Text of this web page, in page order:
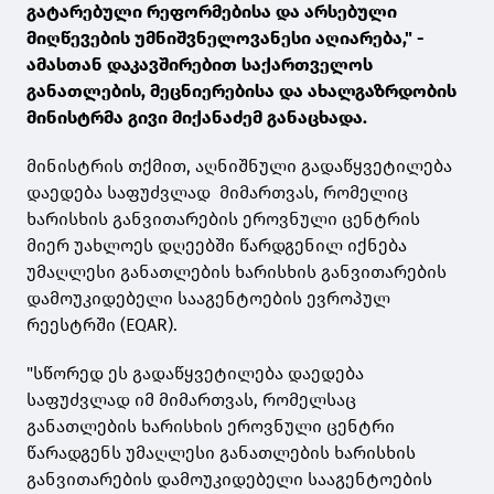
გატარებული რეფორმებისა და არსებული
მიღწევების უმნიშვნელოვანესი აღიარება," -
ამასთან დაკავშირებით საქართველოს
განათლების, მეცნიერებისა და ახალგაზრდობის
მინისტრმა გივი მიქანაძემ განაცხადა.
მინისტრის თქმით, აღნიშნული გადაწყვეტილება
დაედება საფუძვლად მიმართვას, რომელიც
ხარისხის განვითარების ეროვნული ცენტრის
მიერ უახლოეს დღეებში წარდგენილ იქნება
უმაღლესი განათლების ხარისხის განვითარების
დამოუკიდებელი სააგენტოების ევროპულ
რეესტრში (EQAR).
"სწორედ ეს გადაწყვეტილება დაედება
საფუძვლად იმ მიმართვას, რომელსაც
განათლების ხარისხის ეროვნული ცენტრი
წარადგენს უმაღლესი განათლების ხარისხის
განვითარების დამოუკიდებელი სააგენტოების